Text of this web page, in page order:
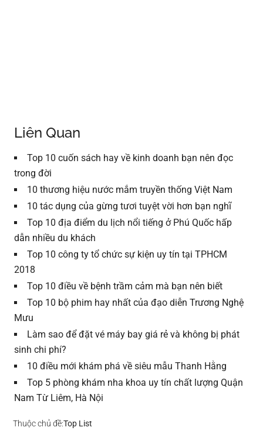
Liên Quan
Top 10 cuốn sách hay về kinh doanh bạn nên đọc
trong đời
10 thương hiệu nước mắm truyền thống Việt Nam
10 tác dụng của gừng tươi tuyệt vời hơn bạn nghĩ
Top 10 địa điểm du lịch nổi tiếng ở Phú Quốc hấp
dẫn nhiều du khách
Top 10 công ty tổ chức sự kiện uy tín tại TPHCM
2018
Top 10 điều về bệnh trầm cảm mà bạn nên biết
Top 10 bộ phim hay nhất của đạo diễn Trương Nghệ
Mưu
Làm sao để đặt vé máy bay giá rẻ và không bị phát
sinh chi phí?
10 điều mới khám phá về siêu mẫu Thanh Hằng
Top 5 phòng khám nha khoa uy tín chất lượng Quận
Nam Từ Liêm, Hà Nội
Thuộc chủ đề:Top List